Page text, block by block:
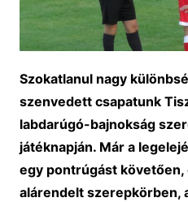
Szokatlanul nagy
szenvedett csapatunk
labdarúgó-bajnokság
játéknapján. Már a
egy pontrúgást
alárendelt szerepkörben,